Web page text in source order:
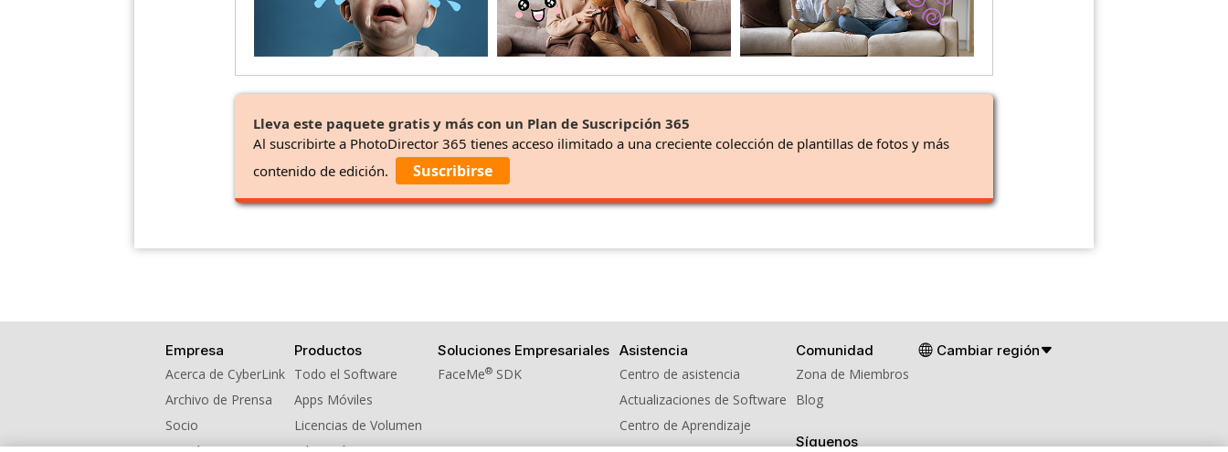
Lleva este paquete gratis y más con un Plan de Suscripción 365
Al suscribirte a PhotoDirector 365 tienes acceso ilimitado a una creciente colección de plantillas de fotos y más
contenido de edición.
Suscribirse
Empresa
Acerca de CyberLink
Archivo de Prensa
Socio
Productos
Todo el Software
Apps Móviles
Licencias de Volumen
Soluciones Empresariales
FaceMe® SDK
Asistencia
Centro de asistencia
Actualizaciones de Software
Centro de Aprendizaje
Comunidad
Zona de Miembros
Blog
Síguenos
Cambiar región